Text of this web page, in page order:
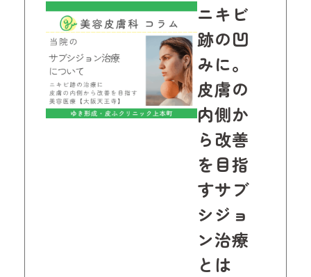
ニキビ
跡の凹
みに。
皮膚の
内側か
ら改善
を目指
すサブ
シジョ
ン治療
とは